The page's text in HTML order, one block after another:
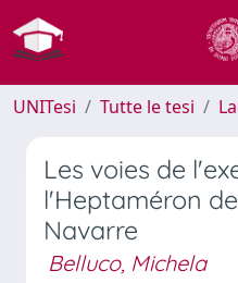
UNITesi Tutte le tesi
Les voies de
l'Heptaméron
Navarre
Belluco, Michela